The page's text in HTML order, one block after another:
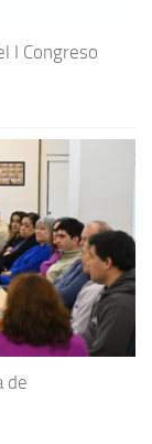
I Congreso
de